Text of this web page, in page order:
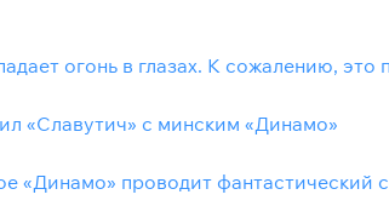
огонь в глазах. К сожалению, это
«Славутич» с минским «Динамо»
«Динамо» проводит фантастический